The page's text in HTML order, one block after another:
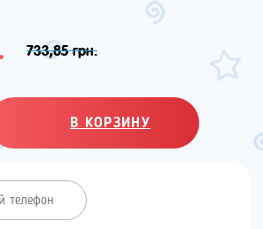
733,85 грн.
В КОРЗИНУ